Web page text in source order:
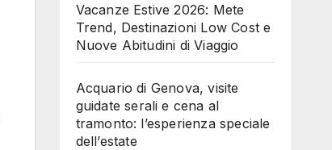
Vacanze Estive 2026: Mete
Trend, Destinazioni Low Cost e
Nuove Abitudini di Viaggio
Acquario di Genova, visite
guidate serali e cena al
tramonto: l’esperienza speciale
dell’estate